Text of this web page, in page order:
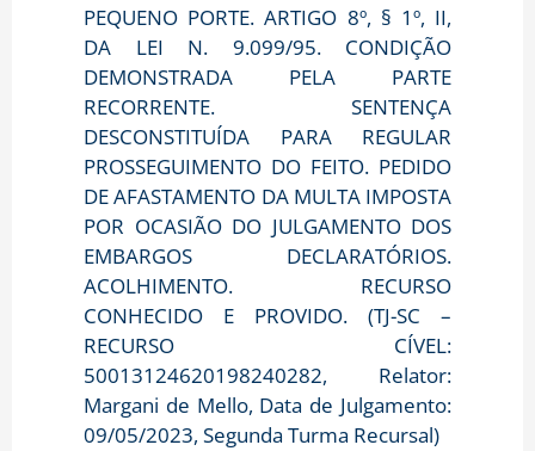
PEQUENO PORTE. ARTIGO 8º, § 1º, II,
DA LEI N. 9.099/95. CONDIÇÃO
DEMONSTRADA PELA PARTE
RECORRENTE. SENTENÇA
DESCONSTITUÍDA PARA REGULAR
PROSSEGUIMENTO DO FEITO. PEDIDO
DE AFASTAMENTO DA MULTA IMPOSTA
POR OCASIÃO DO JULGAMENTO DOS
EMBARGOS DECLARATÓRIOS.
ACOLHIMENTO. RECURSO
CONHECIDO E PROVIDO. (TJ-SC –
RECURSO CÍVEL:
50013124620198240282, Relator:
Margani de Mello, Data de Julgamento:
09/05/2023, Segunda Turma Recursal)